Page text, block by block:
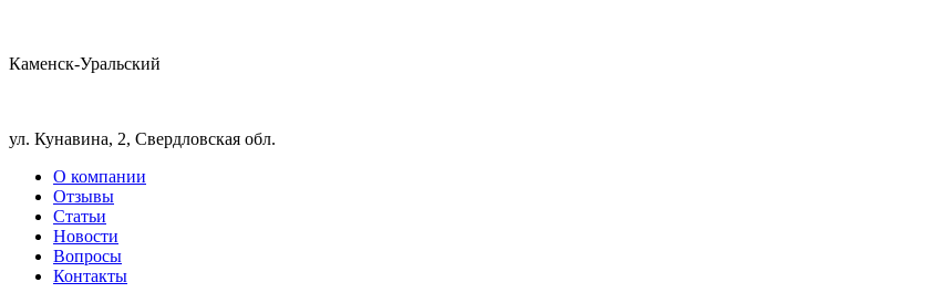
Каменск-Уральский
ул. Кунавина, 2, Свердловская обл.
О компании
Отзывы
Статьи
Новости
Вопросы
Контакты